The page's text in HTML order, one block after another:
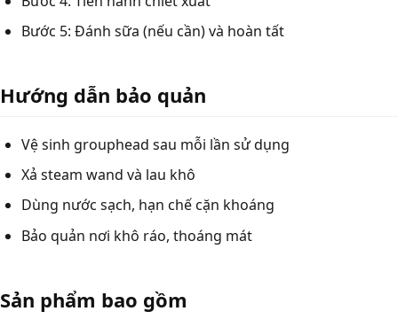
Bước 5: Đánh sữa (nếu cần) và hoàn tất
Hướng dẫn bảo quản
Vệ sinh grouphead sau mỗi lần sử dụng
Xả steam wand và lau khô
Dùng nước sạch, hạn chế cặn khoáng
Bảo quản nơi khô ráo, thoáng mát
Sản phẩm bao gồm